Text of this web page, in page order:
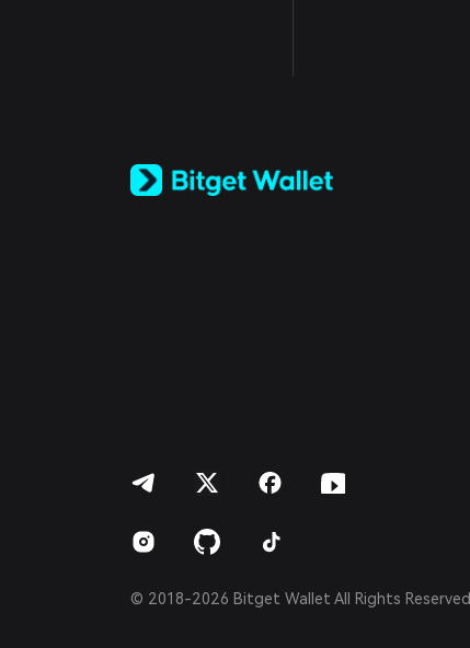
Español (Latinoamérica)
© 2018-2026 Bitget Wallet All Rights Reserved